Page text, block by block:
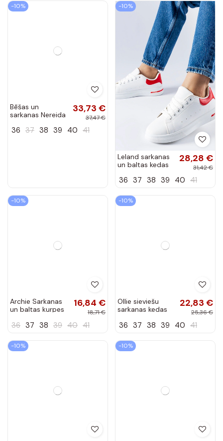
-10%
Bēšas un
sarkanas Nereida
33,73 €
37,47 €
36 37 38 39 40 41
-10%
Leland sarkanas
un baltas kedas
28,28 €
31,42 €
36 37 38 39 40 41
-10%
Archie Sarkanas
un baltas kurpes
16,84 €
18,71 €
36 37 38 39 40 41
-10%
Ollie sieviešu
sarkanas kedas
22,83 €
25,36 €
36 37 38 39 40 41
-10% -10%